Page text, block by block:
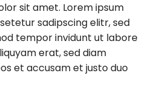
sit amet. Lorem ipsum
sadipscing elitr, sed
tempor invidunt ut labore
erat, sed diam
et accusam et justo duo